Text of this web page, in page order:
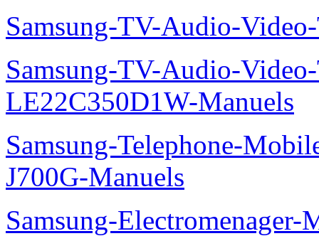
Samsung-TV-Audio-
Samsung-TV-Audio-
LE22C350D1W-Manuels
Samsung-Telephone-
J700G-Manuels
Samsung-